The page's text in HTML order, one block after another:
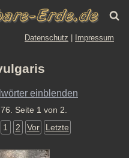
Datenschutz Impressum
einblenden
Seite 1 von 2.
1 2 Vor Letzte